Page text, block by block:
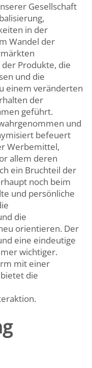
Gesellschaft
in der
Wandel der
Produkte, die
und die
einem veränderten
der
geführt.
und
befeuert
Werbemittel,
allem deren
ein Bruchteil der
noch beim
und persönliche
die
orientieren. Der
eine eindeutige
wichtiger.
mit einer
die